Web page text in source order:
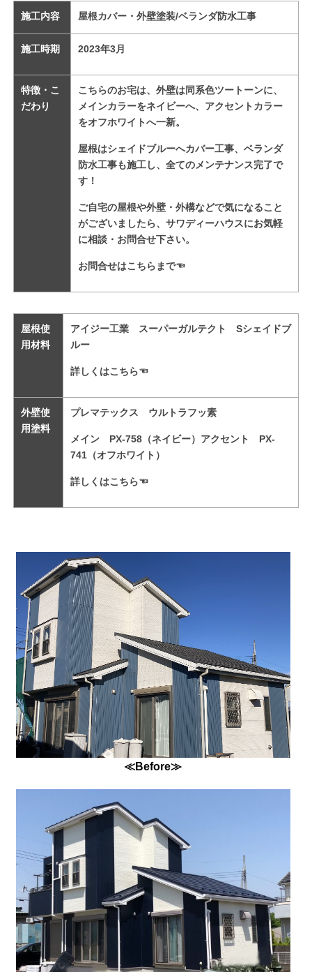
施工内容 屋根カバー・外壁塗装/ベランダ防水工事
施工時期 2023年3月
特徴・こ
だわり
こちらのお宅は、外壁は同系色ツートーンに、
メインカラーをネイビーへ、アクセントカラー
をオフホワイトへ一新。
屋根はシェイドブルーへカバー工事、 ベランダ
防水工事も施工し、全てのメンテナンス完了で
す！
ご自宅の屋根や外壁・外構などで気になること
がございましたら、サワディーハウスにお気軽
に相談・お問合せ下さい。
お問合せはこちらまで☜
屋根使
用材料
アイジー工業 スーパーガルテクト Sシェイドブ
ルー
詳しくはこちら☜
外壁使
用塗料
プレマテックス ウルトラフッ素
メイン PX-758（ネイビー）アクセント PX-
741（オフホワイト）
詳しくはこちら☜
≪Before≫